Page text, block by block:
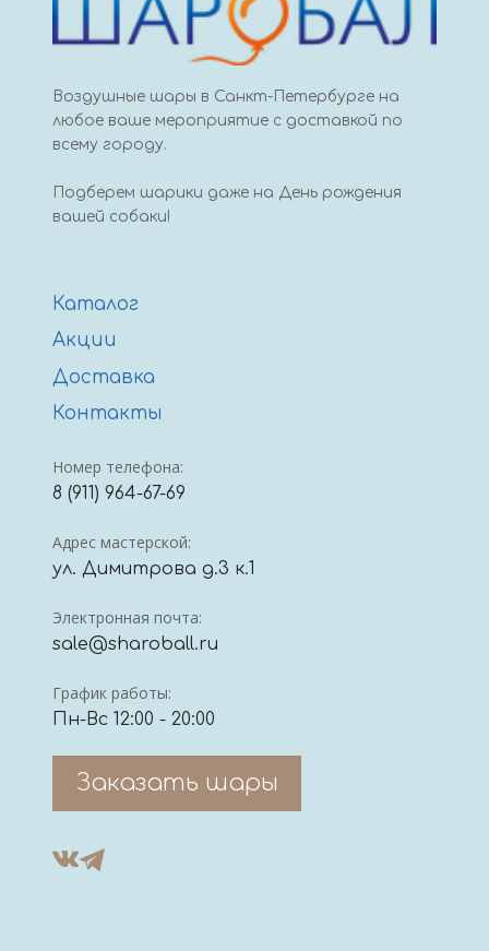
Воздушные шары в Санкт-Петербурге на
любое ваше мероприятие с доставкой по
всему городу.
Подберем шарики даже на День рождения
вашей собаки!
Каталог
Акции
Доставка
Контакты
Номер телефона:
8 (911) 964-67-69
Адрес мастерской:
ул. Димитрова д.3 к.1
Электронная почта:
sale@sharoball.ru
График работы:
Пн-Вс 12:00 - 20:00
Заказать шары